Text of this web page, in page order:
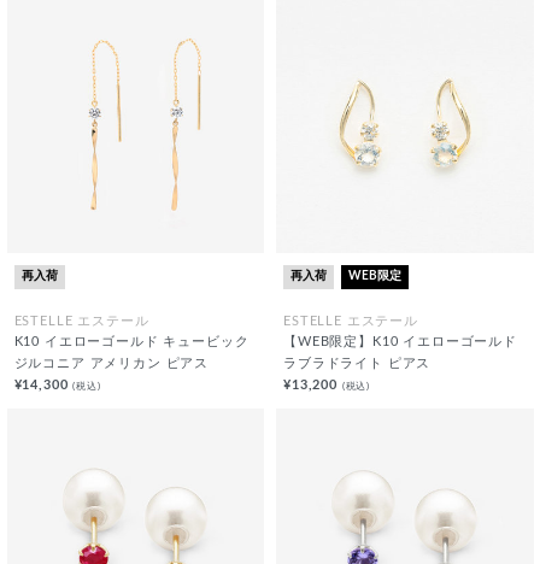
再入荷
ESTELLE エステール
K10 イエローゴールド キュービック
ジルコニア アメリカン ピアス
¥14,300(税込)
再入荷 WEB限定
ESTELLE エステール
【WEB限定】K10 イエローゴールド
ラブラドライト ピアス
¥13,200 (税込)